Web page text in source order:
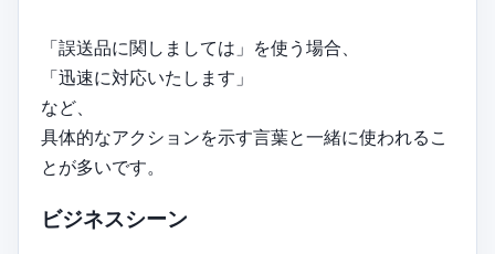
「誤送品に関しましては」を使う場合、
「迅速に対応いたします」
など、
具体的なアクションを示す言葉と一緒に使われるこ
とが多いです。
ビジネスシーン